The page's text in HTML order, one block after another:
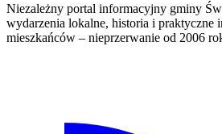
Niezależny portal informacyjny gminy
wydarzenia lokalne, historia i praktyczne
mieszkańców – nieprzerwanie od 2006